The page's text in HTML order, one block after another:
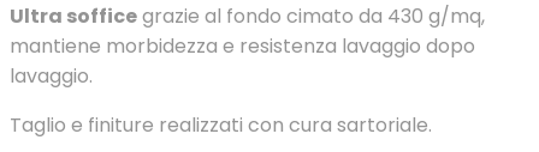
Ultra sofficegrazie al fondo cimato da 430 g/mq,
mantiene morbidezza e resistenza lavaggio dopo
lavaggio.
Taglio e finiture realizzati con cura sartoriale.